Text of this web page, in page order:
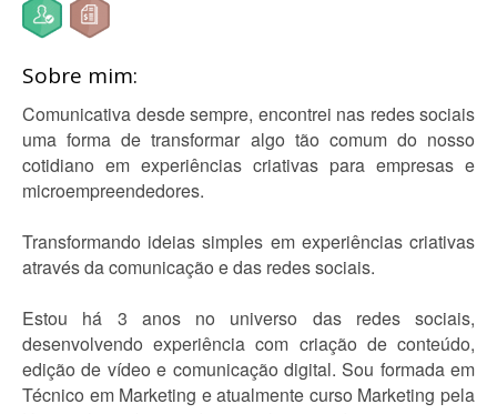
Sobre mim:
Comunicativa desde sempre, encontrei nas redes sociais
uma forma de transformar algo tão comum do nosso
cotidiano em experiências criativas para empresas e
microempreendedores.
Transformando ideias simples em experiências criativas
através da comunicação e das redes sociais.
Estou há 3 anos no universo das redes sociais,
desenvolvendo experiência com criação de conteúdo,
edição de vídeo e comunicação digital. Sou formada em
Técnico em Marketing e atualmente curso Marketing pela